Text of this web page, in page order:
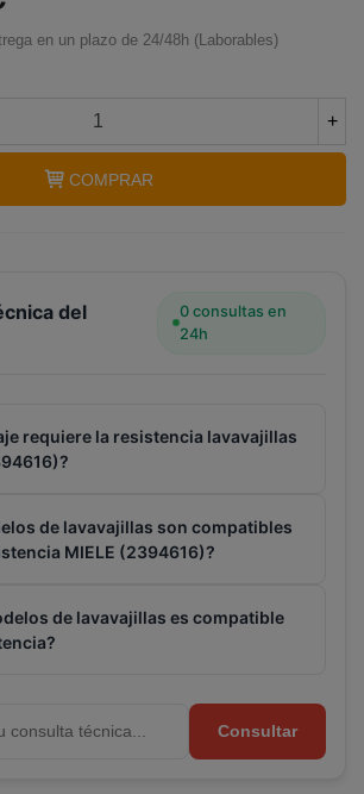
en un plazo de 24/48h (Laborables)
+
COMPRAR
del
0 consultas en
24h
requiere la resistencia lavavajillas
de lavavajillas son compatibles
MIELE (2394616)?
de lavavajillas es compatible
Consultar
○ Motor activo -